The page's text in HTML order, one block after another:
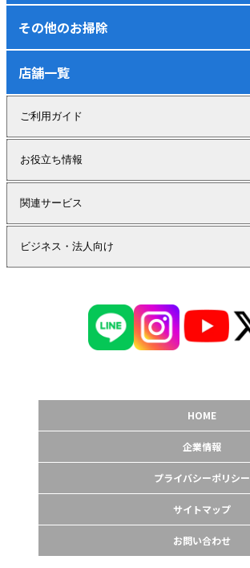
その他のお掃除
店舗一覧
ご利用ガイド
お役立ち情報
関連サービス
ビジネス・法人向け
HOME
企業情報
プライバシーポリシー
サイトマップ
お問い合わせ